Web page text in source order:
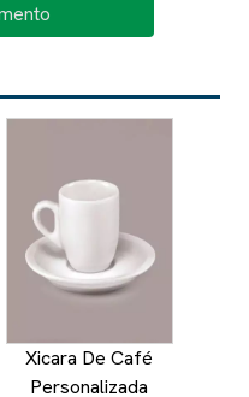
Xicara De Café
Personalizada